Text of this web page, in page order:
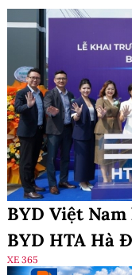
BYD Việt
BYD HTA Hà
XE 365